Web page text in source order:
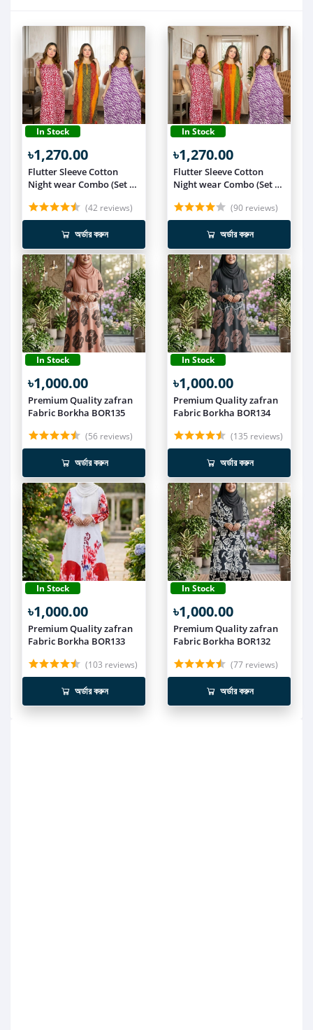
In Stock
৳1,270.00
Flutter Sleeve Cotton
Night wear Combo (Set of
(42 reviews)
অর্ডার করুন
In Stock
৳1,270.00
Flutter Sleeve Cotton
Night wear Combo (Set of
(90 reviews)
অর্ডার করুন
In Stock
৳1,000.00
Premium Quality zafran
Fabric Borkha BOR135
(56 reviews)
অর্ডার করুন
In Stock
৳1,000.00
Premium Quality zafran
Fabric Borkha BOR134
(135 reviews)
অর্ডার করুন
In Stock
৳1,000.00
Premium Quality zafran
Fabric Borkha BOR133
(103 reviews)
অর্ডার করুন
In Stock
৳1,000.00
Premium Quality zafran
Fabric Borkha BOR132
(77 reviews)
অর্ডার করুন